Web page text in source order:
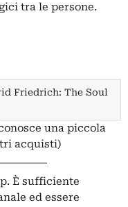
tra le persone.
Friedrich: The Soul
una piccola
acquisti)
È sufficiente
ed essere